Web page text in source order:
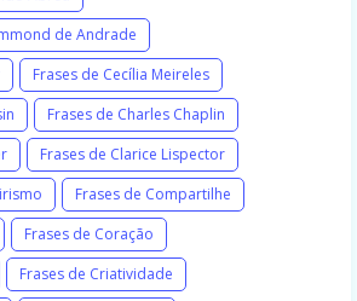
de Andrade
Frases de Cecília Meireles
Frases de Charles Chaplin
Frases de Clarice Lispector
Frases de Compartilhe
Frases de Coração
Frases de Criatividade